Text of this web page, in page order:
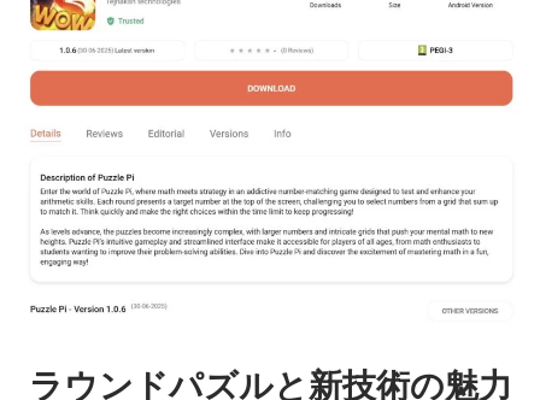
ラウンドパズルと新技術の魅力